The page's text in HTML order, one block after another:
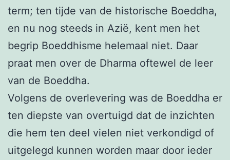
term; ten tijde van de historische Boeddha,
en nu nog steeds in Azië, kent men het
begrip Boeddhisme helemaal niet. Daar
praat men over de Dharma oftewel de leer
van de Boeddha.
Volgens de overlevering was de Boeddha er
ten diepste van overtuigd dat de inzichten
die hem ten deel vielen niet verkondigd of
uitgelegd kunnen worden maar door ieder